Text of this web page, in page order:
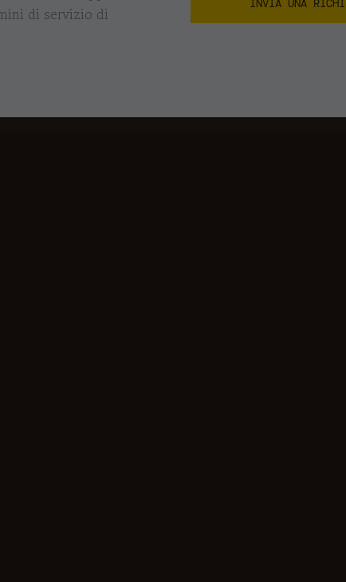
di servizio di